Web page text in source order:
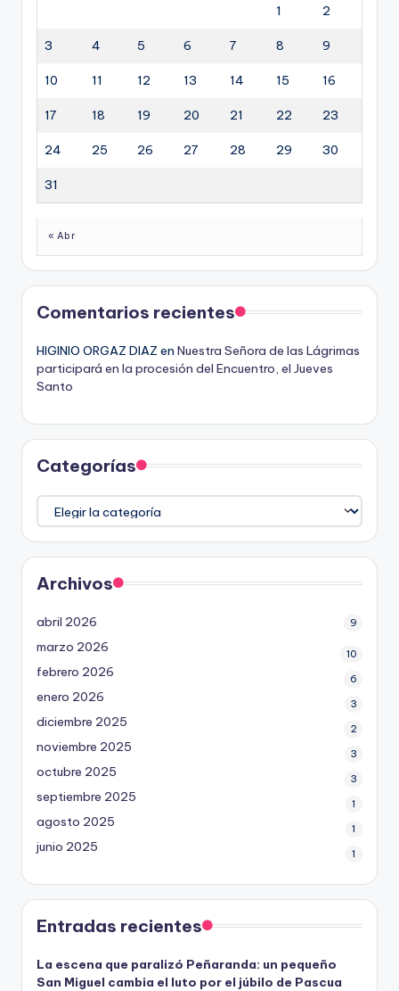
1 2
3 4 5 6 7 8 9
10 11 12 13 14 15 16
17 18 19 20 21 22 23
24 25 26 27 28 29 30
31
« Abr
Comentarios recientes
HIGINIO ORGAZ DIAZ en Nuestra Señora de las Lágrimas
participará en la procesión del Encuentro, el Jueves
Santo
Categorías
Categorías
Archivos
abril 2026 9
marzo 2026 10
febrero 2026 6
enero 2026 3
diciembre 2025 2
noviembre 2025 3
octubre 2025 3
septiembre 2025 1
agosto 2025 1
junio 2025 1
Entradas recientes
La escena que paralizó Peñaranda: un pequeño
San Miguel cambia el luto por el júbilo de Pascua